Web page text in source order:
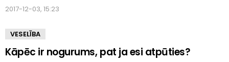
2017-12-03, 15:23
VESELĪBA
Kāpēc ir nogurums, pat ja esi atpūties?